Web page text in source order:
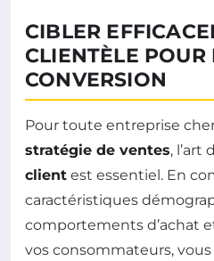
CIBLER
CLIENTÈLE
CONVERSION
Pour toute entreprise
stratégie de ventes, l’art
client est essentiel. En
caractéristiques
comportements d’achat
vos consommateurs,